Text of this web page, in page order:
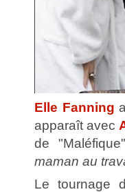
Elle Fanning
apparaît avec
de
maman au
Le